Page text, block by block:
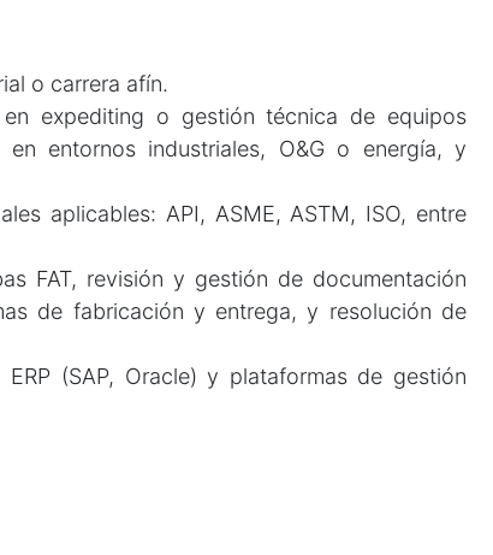
o carrera afín.
expediting o gestión técnica de equipos
entornos industriales, O&G o energía, y
aplicables: API, ASME, ASTM, ISO, entre
FAT, revisión y gestión de documentación
de fabricación y entrega, y resolución de
(SAP, Oracle) y plataformas de gestión